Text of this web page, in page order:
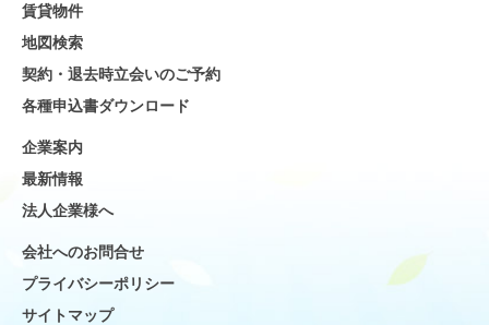
賃貸物件
地図検索
契約・退去時立会いのご予約
各種申込書ダウンロード
企業案内
最新情報
法人企業様へ
会社へのお問合せ
プライバシーポリシー
サイトマップ